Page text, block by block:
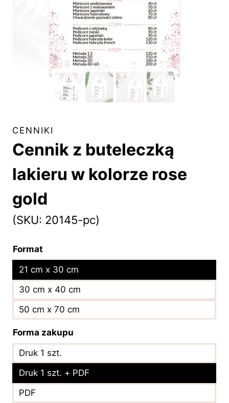
CENNIKI
Cennik z buteleczką
lakieru w kolorze rose
gold
(SKU: 20145-pc)
Format
21 cm x 30 cm
30 cm x 40 cm
50 cm x 70 cm
Forma zakupu
Druk 1 szt.
Druk 1 szt. + PDF
PDF